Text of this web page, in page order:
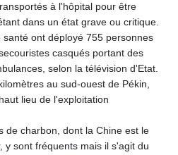
à l'hôpital pour être
dans un état grave ou critique.
ont déployé 755 personnes
casqués portant des
selon la télévision d'Etat.
au sud-ouest de Pékin,
lieu de l'exploitation
de charbon, dont la Chine est le
y sont fréquents mais il s'agit du